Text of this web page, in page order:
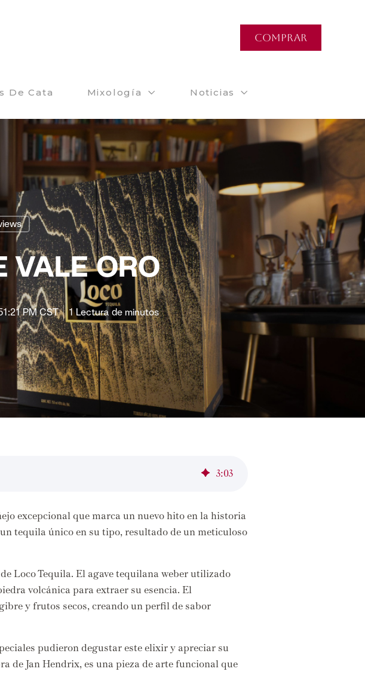
COMPRAR
De Cata Mixología Noticias
VALE ORO
PM CST 1 Lectura de minutos
3:03
excepcional que marca un nuevo hito en la historia
tequila único en su tipo, resultado de un meticuloso
Loco Tequila. El agave tequilana weber utilizado
volcánica para extraer su esencia. El
y frutos secos, creando un perfil de sabor
pudieron degustar este elixir y apreciar su
de Jan Hendrix, es una pieza de arte funcional que